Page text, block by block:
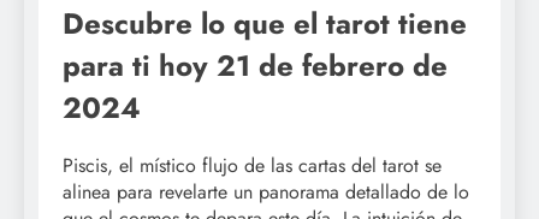
Descubre lo que el tarot tiene
para ti hoy 21 de febrero de
2024
Piscis, el místico flujo de las cartas del tarot se
alinea para revelarte un panorama detallado de lo